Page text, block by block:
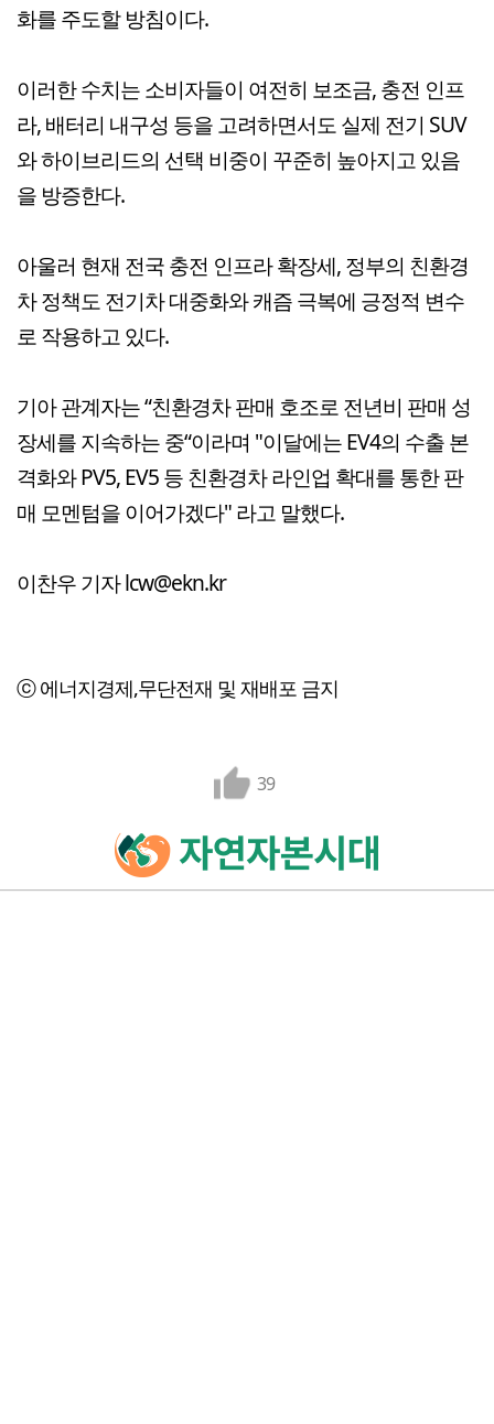
화를 주도할 방침이다.
이러한 수치는 소비자들이 여전히 보조금, 충전 인프
라, 배터리 내구성 등을 고려하면서도 실제 전기 SUV
와 하이브리드의 선택 비중이 꾸준히 높아지고 있음
을 방증한다.
아울러 현재 전국 충전 인프라 확장세, 정부의 친환경
차 정책도 전기차 대중화와 캐즘 극복에 긍정적 변수
로 작용하고 있다.
기아 관계자는 “친환경차 판매 호조로 전년비 판매 성
장세를 지속하는 중“이라며 "이달에는 EV4의 수출 본
격화와 PV5, EV5 등 친환경차 라인업 확대를 통한 판
매 모멘텀을 이어가겠다" 라고 말했다.
이찬우 기자 lcw@ekn.kr
ⓒ 에너지경제,무단전재 및 재배포 금지
39